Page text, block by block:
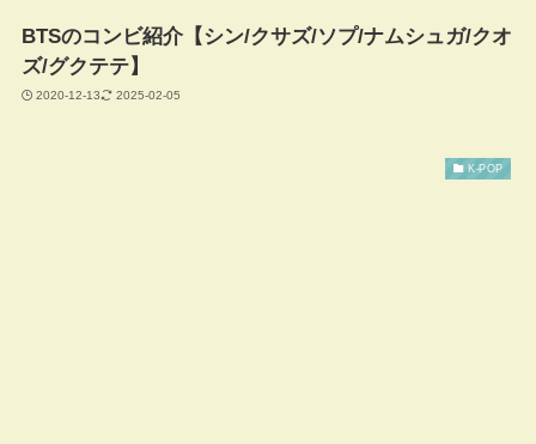
BTSのコンビ紹介【シン/クサズ/ソプ/ナムシュガ/クオ
ズ/グクテテ】
2020-12-13 2025-02-05
K-POP